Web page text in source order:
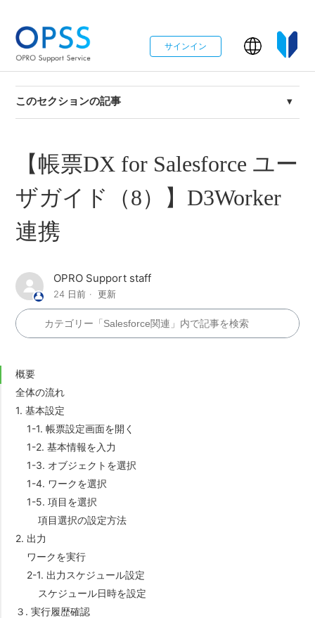
サインイン
このセクションの記事
【帳票DX for Salesforce ユーザガイド（14）】帳票出力
（SalesforceFilesに保存）
【帳票DX for Salesforce ユーザガイド（13）】帳票出力
（メモ&添付ファイルに保存）
【帳票DX for Salesforce ユーザガイド（12）】帳票出力
（出力確認から出力）
【帳票DX for Salesforce ユーザガイド（11）】帳票出力
（ボタンから帳票出力 - リンク）
【帳票DX for Salesforce ユーザガイド（10）】帳票出力
（ボタンから帳票出力 - アクション）
【帳票DX for Salesforce ユーザガイド（1）】はじめに
【帳票DX for Salesforce ユーザガイド（2）】OPRO
Document Designer for Officeについて
【帳票DX for Salesforce ユーザガイド（3）】帳票作成
【帳票DX for Salesforce ユーザガイド（4）】PDF レイ
アウト作成
もっと見る
【帳票DX for Salesforce ユー
ザガイド（8）】D3Worker
連携
OPRO Support staff
24 日前 更新
概要
全体の流れ
1. 基本設定
1-1. 帳票設定画面を開く
1-2. 基本情報を入力
1-3. オブジェクトを選択
1-4. ワークを選択
1-5. 項目を選択
項目選択の設定方法
2. 出力
ワークを実行
2-1. 出力スケジュール設定
スケジュール日時を設定
３. 実行履歴確認